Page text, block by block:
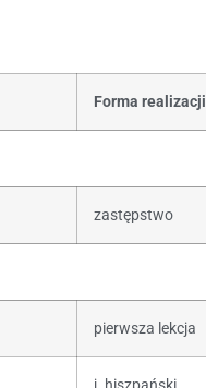
Forma realizacji
zastępstwo
pierwsza lekcja